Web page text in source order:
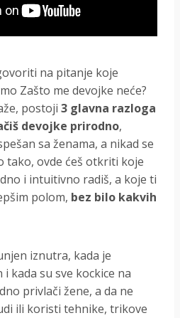
na pitanje koje
Zašto me devojke neće?
postoji 3 glavna razloga
devojke prirodno,
sa ženama, a nikad se
tako, ovde ćeš otkriti koje
i intuitivno radiš, a koje ti
polom, bez bilo kakvih
iznutra, kada je
kada su sve kockice na
privlači žene, a da ne
ili koristi tehnike, trikove